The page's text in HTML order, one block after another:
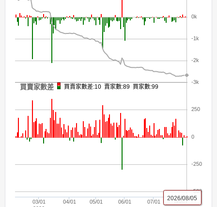
03/01
05/01 07/01
04/01 06/01 08/01
-3k
-2k
-1k
0k
-500
-250
0
250
2026/08/05
買賣家數差 買賣家數差:10 賣家數:89 買家數:99